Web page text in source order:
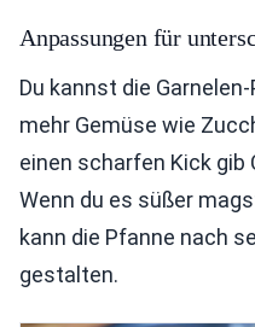
Anpassungen für
Du kannst die
mehr Gemüse wie
einen scharfen Kick gib
Wenn du es süßer
kann die Pfanne nach
gestalten.